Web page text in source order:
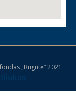
„Rugutė“ 2021